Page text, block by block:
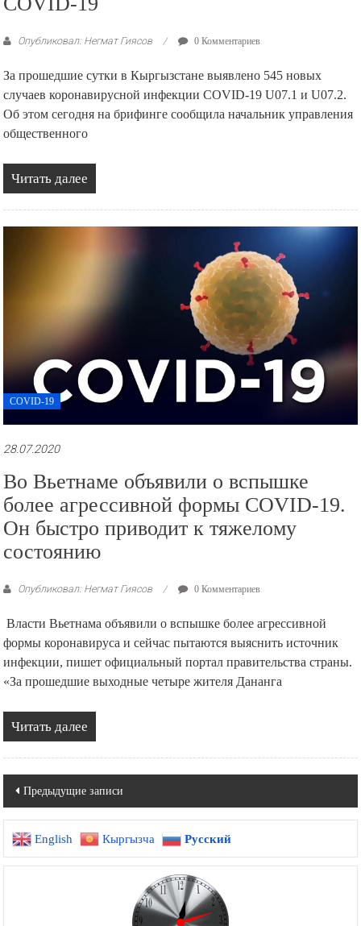
Опубликовал: Негмат Гиясов 0 Комментариев
За прошедшие сутки в Кыргызстане выявлено 545 новых
случаев коронавирусной инфекции COVID-19 U07.1 и U07.2.
Об этом сегодня на брифинге сообщила начальник управления
общественного
Читать далее
COVID-19
28.07.2020
Во Вьетнаме объявили о вспышке
более агрессивной формы COVID-19.
Он быстро приводит к тяжелому
состоянию
Опубликовал: Негмат Гиясов 0 Комментариев
Власти Вьетнама объявили о вспышке более агрессивной
формы коронавируса и сейчас пытаются выяснить источник
инфекции, пишет официальный портал правительства страны.
«За прошедшие выходные четыре жителя Дананга
Читать далее
Навигация
по
записям
Предыдущие записи
English Кыргызча Русский